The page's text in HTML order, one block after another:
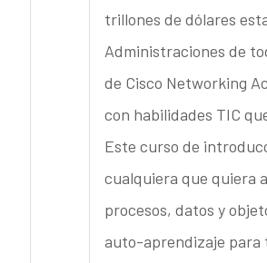
trillones de dólares
Administraciones de
de Cisco Networking
con habilidades TIC
Este curso de
cualquiera que quiera
procesos, datos y
auto-aprendizaje para